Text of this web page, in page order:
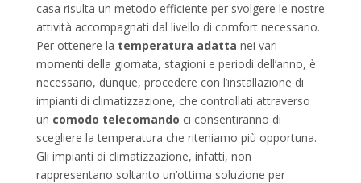
casa risulta un metodo efficiente per svolgere le nostre
attività accompagnati dal livello di comfort necessario.
Per ottenere la temperatura adatta nei vari
momenti della giornata, stagioni e periodi dell’anno, è
necessario, dunque, procedere con l’installazione di
impianti di climatizzazione, che controllati attraverso
un comodo telecomando ci consentiranno di
scegliere la temperatura che riteniamo più opportuna.
Gli impianti di climatizzazione, infatti, non
rappresentano soltanto un’ottima soluzione per